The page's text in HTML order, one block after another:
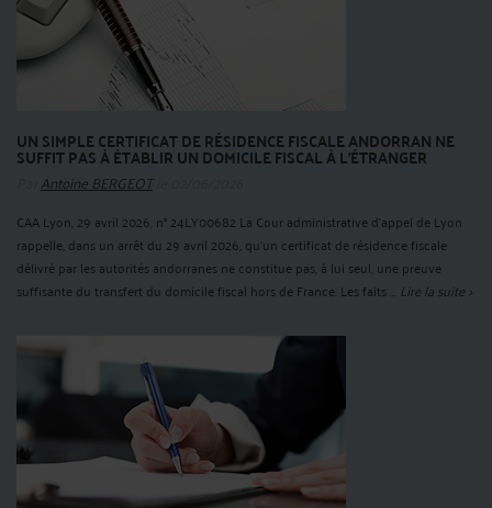
UN SIMPLE CERTIFICAT DE RÉSIDENCE FISCALE ANDORRAN NE
SUFFIT PAS À ÉTABLIR UN DOMICILE FISCAL À L'ÉTRANGER
Antoine BERGEOTle 02/06/2026
CAA Lyon, 29 avril 2026, n° 24LY00682 La Cour administrative d'appel de Lyon
rappelle, dans un arrêt du 29 avril 2026, qu'un certificat de résidence fiscale
délivré par les autorités andorranes ne constitue pas, à lui seul, une preuve
suffisante du transfert du domicile fiscal hors de France. Les faits ... Lire la suite >